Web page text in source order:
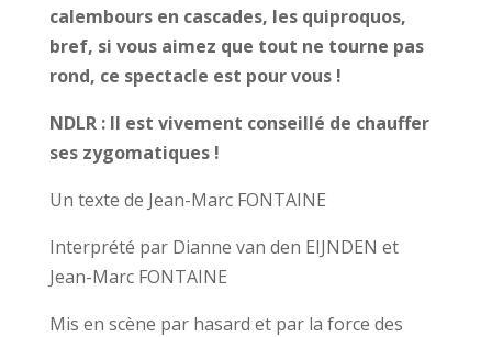
calembours en cascades, les quiproquos,
bref, si vous aimez que tout ne tourne pas
rond, ce spectacle est pour vous !
NDLR : Il est vivement conseillé de chauffer
ses zygomatiques !
Un texte de Jean-Marc FONTAINE
Interprété par Dianne van den EIJNDEN et
Jean-Marc FONTAINE
Mis en scène par hasard et par la force des